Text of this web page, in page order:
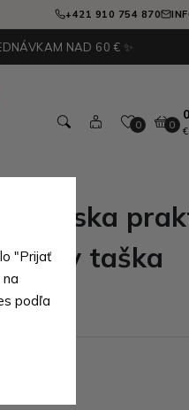
+421 910 754 870
NAD 60 € ✨
0 0
0
€
pánska
taška
"Prijať
podľa